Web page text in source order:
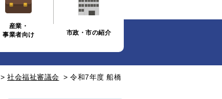
産業・
事業者向け
市政・市の紹介
> 社会福祉審議会 > 令和7年度 船橋